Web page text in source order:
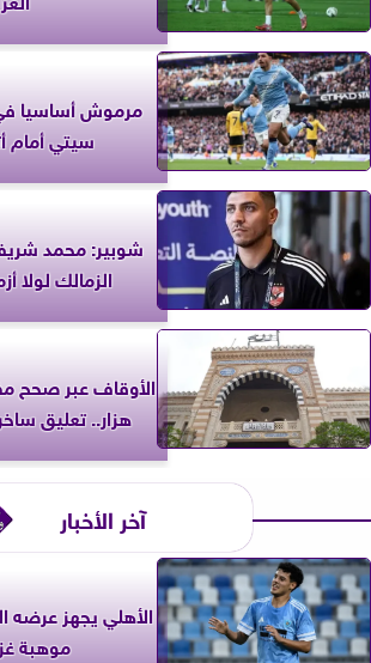
مرموش أساسيا
سيتي أمام
شوبير: محمد
الزمالك لولا
الأوقاف عبر صحح
هزار.. تعليق
آخر الأخبار
الأهلي يجهز
موهبة